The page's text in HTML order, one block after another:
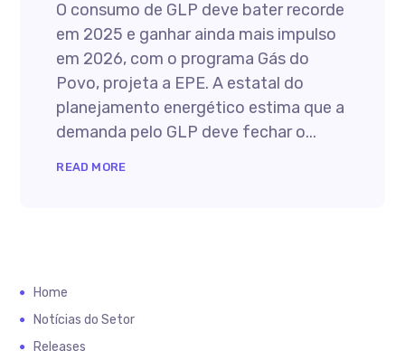
O consumo de GLP deve bater recorde
em 2025 e ganhar ainda mais impulso
em 2026, com o programa Gás do
Povo, projeta a EPE. A estatal do
planejamento energético estima que a
demanda pelo GLP deve fechar o...
READ MORE
Home
Notícias do Setor
Releases